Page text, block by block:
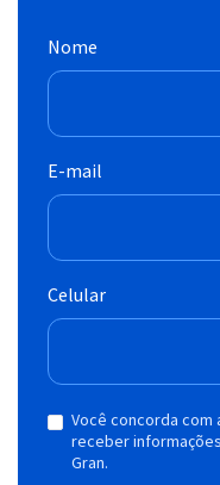
Nome
E-mail
Celular
Você concorda
receber
Gran.